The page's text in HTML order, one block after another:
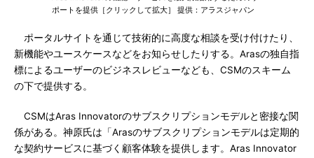
ポートを提供［クリックして拡大］ 提供：アラスジャパン
ポータルサイトを通じて技術的に高度な相談を受け付けたり、
新機能やユースケースなどをお知らせしたりする。Arasの独自指
標によるユーザーのビジネスレビューなども、CSMのスキーム
の下で提供する。
CSMはAras Innovatorのサブスクリプションモデルと密接な関
係がある。神原氏は「Arasのサブスクリプションモデルは定期的
な契約サービスに基づく顧客体験を提供します。Aras Innovator